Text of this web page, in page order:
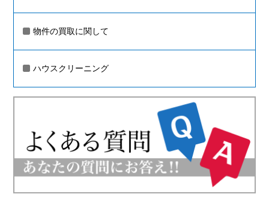
物件の買取に関して
ハウスクリーニング